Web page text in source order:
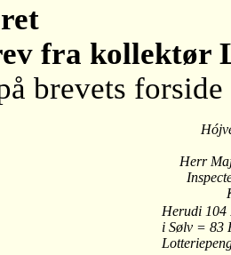
fra kollektør
brevets forside
Herr
Herudi 104
i Sølv = 83